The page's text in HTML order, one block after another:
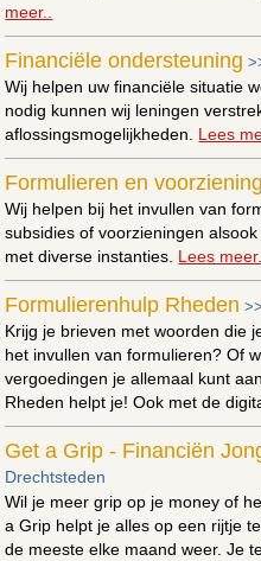
meer..
Financiële ondersteuning
Wij helpen uw financiële situatie
nodig kunnen wij leningen
aflossingsmogelijkheden. Lees
Formulieren en
Wij helpen bij het invullen van
subsidies of voorzieningen
met diverse instanties. Lees meer..
Formulierenhulp Rheden >>
Krijg je brieven met woorden die
het invullen van formulieren? Of
vergoedingen je allemaal kunt
Rheden helpt je! Ook met de
Get a Grip - Financiën
Drechtsteden
Wil je meer grip op je money of
a Grip helpt je alles op een rijtje
de meeste elke maand weer. Je